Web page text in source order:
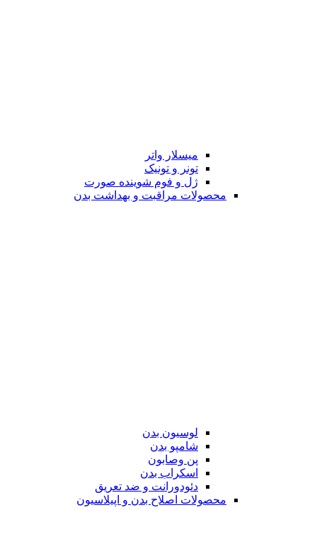
میسلار واتر
تونر و تونیک
ژل و فوم شوینده صورت
محصولات مراقبت و بهداشت بدن
لوسیون بدن
شامپو بدن
پن وصابون
اسکراب بدن
دئودورانت و ضد تعریق
محصولات اصلاح بدن و اپیلاسیون